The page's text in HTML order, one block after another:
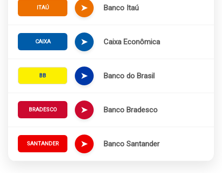
ITAÚ ➤ Banco Itaú
CAIXA ➤ Caixa Econômica
BB ➤ Banco do Brasil
BRADESCO ➤ Banco Bradesco
SANTANDER ➤ Banco Santander